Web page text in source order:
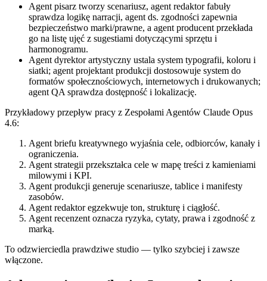
Agent pisarz tworzy scenariusz, agent redaktor fabuły
sprawdza logikę narracji, agent ds. zgodności zapewnia
bezpieczeństwo marki/prawne, a agent producent przekłada
go na listę ujęć z sugestiami dotyczącymi sprzętu i
harmonogramu.
Agent dyrektor artystyczny ustala system typografii, koloru i
siatki; agent projektant produkcji dostosowuje system do
formatów społecznościowych, internetowych i drukowanych;
agent QA sprawdza dostępność i lokalizację.
Przykładowy przepływ pracy z Zespołami Agentów Claude Opus
4.6:
Agent briefu kreatywnego wyjaśnia cele, odbiorców, kanały i
ograniczenia.
Agent strategii przekształca cele w mapę treści z kamieniami
milowymi i KPI.
Agent produkcji generuje scenariusze, tablice i manifesty
zasobów.
Agent redaktor egzekwuje ton, strukturę i ciągłość.
Agent recenzent oznacza ryzyka, cytaty, prawa i zgodność z
marką.
To odzwierciedla prawdziwe studio — tylko szybciej i zawsze
włączone.